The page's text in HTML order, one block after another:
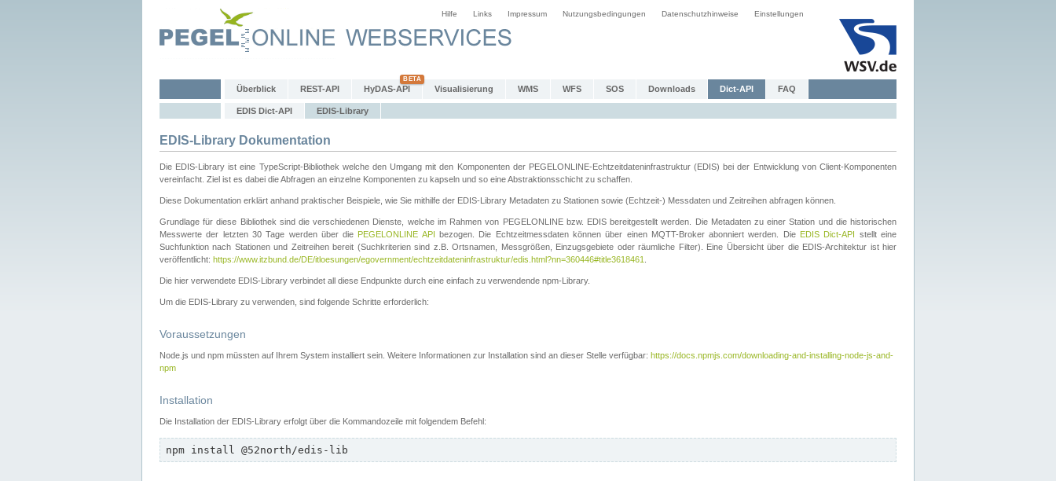
Hilfe Links Impressum Nutzungsbedingungen Datenschutzhinweise Einstellungen
Überblick REST-API HyDAS-API Visualisierung WMS WFS SOS Downloads Dict-API FAQ
EDIS Dict-API EDIS-Library
EDIS-Library Dokumentation
Die EDIS-Library ist eine TypeScript-Bibliothek welche den Umgang mit den Komponenten der PEGELONLINE-Echtzeitdateninfrastruktur (EDIS) bei der Entwicklung von Client-Komponenten
vereinfacht. Ziel ist es dabei die Abfragen an einzelne Komponenten zu kapseln und so eine Abstraktionsschicht zu schaffen.
Diese Dokumentation erklärt anhand praktischer Beispiele, wie Sie mithilfe der EDIS-Library Metadaten zu Stationen sowie (Echtzeit-) Messdaten und Zeitreihen abfragen können.
Grundlage für diese Bibliothek sind die verschiedenen Dienste, welche im Rahmen von PEGELONLINE bzw. EDIS bereitgestellt werden. Die Metadaten zu einer Station und die historischen
Messwerte der letzten 30 Tage werden über die PEGELONLINE API bezogen. Die Echtzeitmessdaten können über einen MQTT-Broker abonniert werden. Die EDIS Dict-API stellt eine
Suchfunktion nach Stationen und Zeitreihen bereit (Suchkriterien sind z.B. Ortsnamen, Messgrößen, Einzugsgebiete oder räumliche Filter). Eine Übersicht über die EDIS-Architektur ist hier
veröffentlicht: https://www.itzbund.de/DE/itloesungen/egovernment/echtzeitdateninfrastruktur/edis.html?nn=360446#title3618461
Die hier verwendete EDIS-Library verbindet all diese Endpunkte durch eine einfach zu verwendende npm-Library.
Um die EDIS-Library zu verwenden, sind folgende Schritte erforderlich:
Voraussetzungen
Node.js und npm müssten auf Ihrem System installiert sein. Weitere Informationen zur Installation sind an dieser Stelle verfügbar: https://docs.npmjs.com/downloading-and-installing-node-js-and-
npm
Installation
Die Installation der EDIS-Library erfolgt über die Kommandozeile mit folgendem Befehl:
npm install @52north/edis-lib